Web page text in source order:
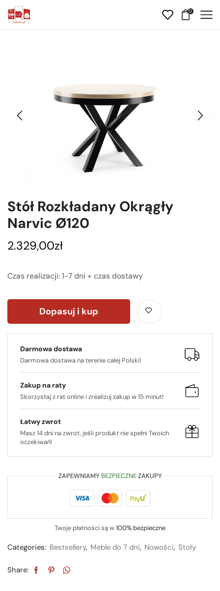
0
Stół Rozkładany Okrągły
Narvic Ø120
2.329,00zł
Czas realizacji: 1-7 dni + czas dostawy
Dopasuj i kup
Darmowa dostawa
Darmowa dostawa na terenie całej Polski!
Zakup na raty
Skorzystaj z rat online i zrealizuj zakup w 15 minut!
Łatwy zwrot
Masz 14 dni na zwrot, jeśli produkt nie spełni Twoich
oczekiwań!
ZAPEWNIAMY BEZPIECZNEZAKUPY
Twoje płatności są w100% bezpieczne
Categories: Bestsellery, Meble do 7 dni, Nowości, Stoły
Share: